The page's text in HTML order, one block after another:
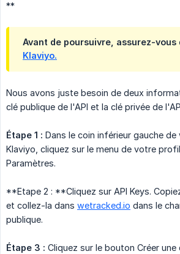
**
Avant de poursuivre, assurez-
Klaviyo.
Nous avons juste besoin de deux
clé publique de l'API et la clé privée de
Étape 1 : Dans le coin inférieur gauche
Klaviyo, cliquez sur le menu de votre
Paramètres.
**Etape 2 : **Cliquez sur API Keys.
et collez-la dans wetracked.io dans le
publique.
Étape 3 : Cliquez sur le bouton Créer une